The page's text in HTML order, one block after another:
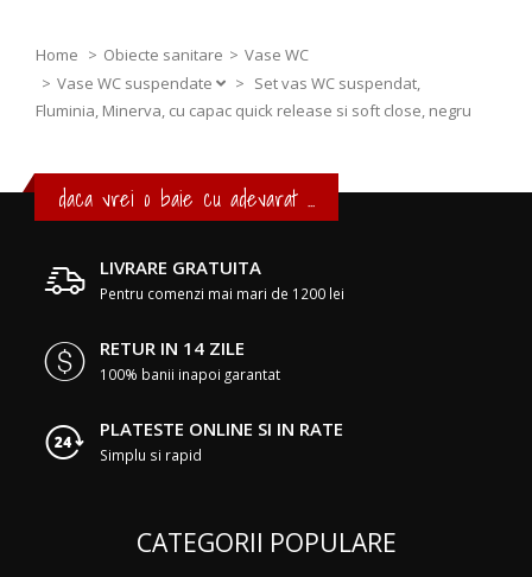
Home Obiecte sanitare
Vase WC
Vase WC suspendate
> Set vas WC suspendat,
Fluminia, Minerva, cu capac quick release si soft close, negru
daca vrei o baie cu adevarat ...
LIVRARE GRATUITA
Pentru comenzi mai mari de 1200 lei
RETUR IN 14 ZILE
100% banii inapoi garantat
PLATESTE ONLINE SI IN RATE
Simplu si rapid
CATEGORII POPULARE